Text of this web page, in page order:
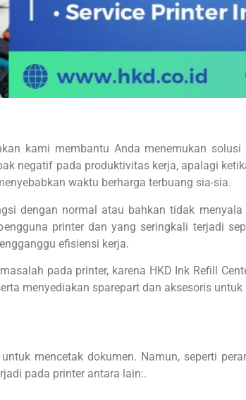
kami membantu Anda menemukan
negatif pada produktivitas kerja, apalagi
waktu berharga terbuang sia-sia.
dengan normal atau bahkan tidak
printer dan yang seringkali terjadi
efisiensi kerja.
pada printer, karena HKD Ink Refill
menyediakan sparepart dan aksesoris
mencetak dokumen. Namun, seperti
pada printer antara lain:.